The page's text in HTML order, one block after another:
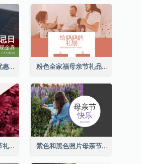
世界威士忌日现金优惠券 粉色全家福母亲节礼品卡
粉色花卉背景母亲节礼品卡 紫色和黑色照片母亲节礼品卡